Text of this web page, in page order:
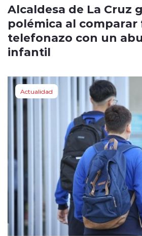
Alcaldesa de La Cruz
polémica al
telefonazo con un
infantil
Actualidad